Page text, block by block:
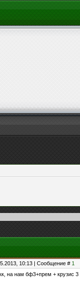
10:13 | Сообщение # 1
на нам бф3+прем + крузис